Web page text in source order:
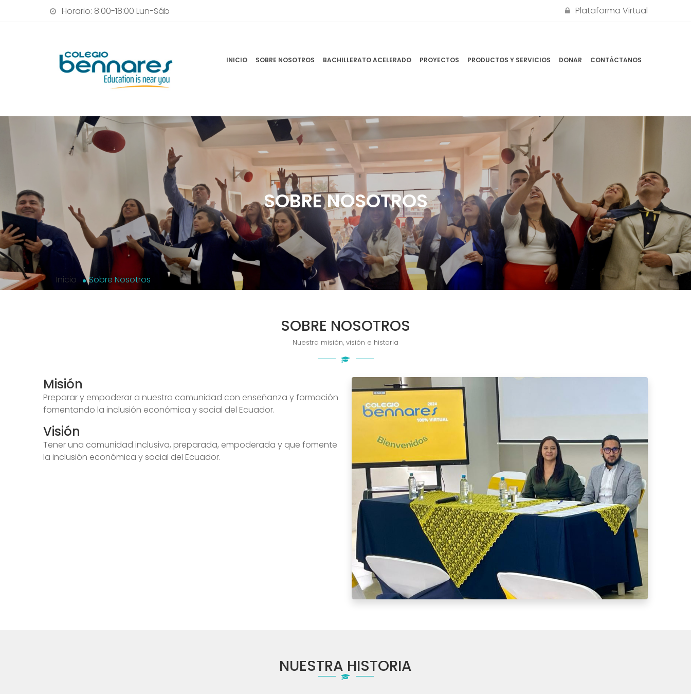
Horario: 8:00-18:00 Lun-Sáb Plataforma Virtual
INICIO SOBRE NOSOTROS BACHILLERATO ACELERADO PROYECTOS PRODUCTOS Y SERVICIOS DONAR CONTÁCTANOS
SOBRE NOSOTROS
Inicio Sobre Nosotros
SOBRE NOSOTROS
Nuestra misión, visión e historia
Misión
Preparar y empoderar a nuestra comunidad con enseñanza y formación
fomentando la inclusión económica y social del Ecuador.
Visión
Tener una comunidad inclusiva, preparada, empoderada y que fomente
la inclusión económica y social del Ecuador.
NUESTRA HISTORIA